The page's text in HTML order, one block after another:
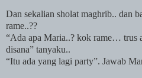
Dan sekalian sholat maghrib.. dan
rame..??
“Ada apa Maria..? kok rame… trus
disana” tanyaku..
“Itu ada yang lagi party”. Jawab